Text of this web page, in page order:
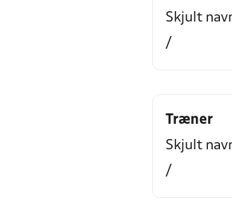
Skjult
/
Træner
Skjult
/